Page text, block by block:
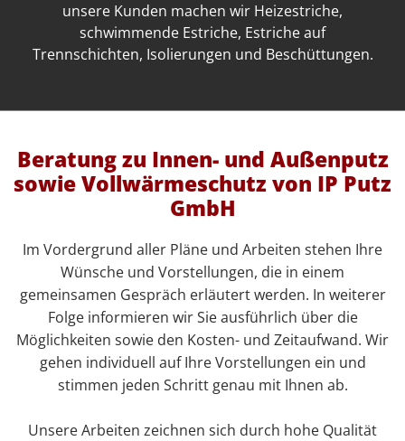
unsere Kunden machen wir Heizestriche,
schwimmende Estriche, Estriche auf
Trennschichten, Isolierungen und Beschüttungen.
Beratung zu Innen- und Außenputz
sowie Vollwärmeschutz von IP Putz
GmbH
Im Vordergrund aller Pläne und Arbeiten stehen Ihre
Wünsche und Vorstellungen, die in einem
gemeinsamen Gespräch erläutert werden. In weiterer
Folge informieren wir Sie ausführlich über die
Möglichkeiten sowie den Kosten- und Zeitaufwand. Wir
gehen individuell auf Ihre Vorstellungen ein und
stimmen jeden Schritt genau mit Ihnen ab.
Unsere Arbeiten zeichnen sich durch hohe Qualität